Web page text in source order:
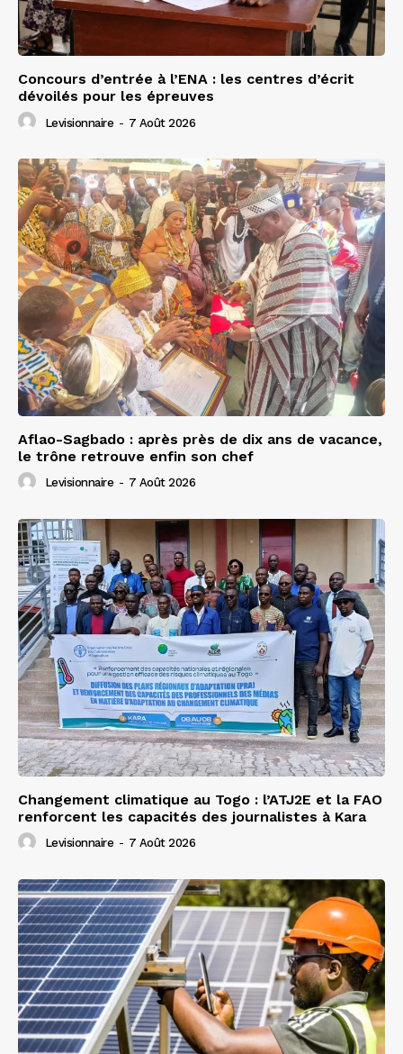
Concours d’entrée à l’ENA : les centres d’écrit
dévoilés pour les épreuves
Levisionnaire - 7 Août 2026
Aflao-Sagbado : après près de dix ans de vacance,
le trône retrouve enfin son chef
Levisionnaire - 7 Août 2026
Changement climatique au Togo : l’ATJ2E et la FAO
renforcent les capacités des journalistes à Kara
Levisionnaire - 7 Août 2026